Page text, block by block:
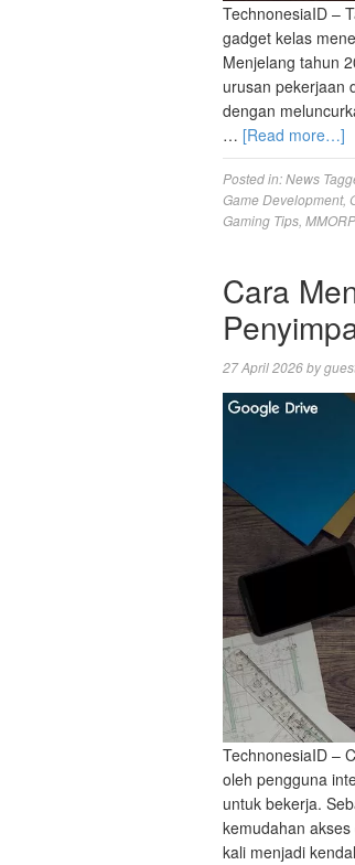
TechnonesiaID –
gadget kelas
Menjelang tahun
urusan pekerjaan
dengan
… [Read more…]
Posted in:News
Game Development,
Gaming Tips
Cara
27 April 2026by
TechnonesiaID –
oleh pengguna
untuk bekerja.
kemudahan
kali menjadi